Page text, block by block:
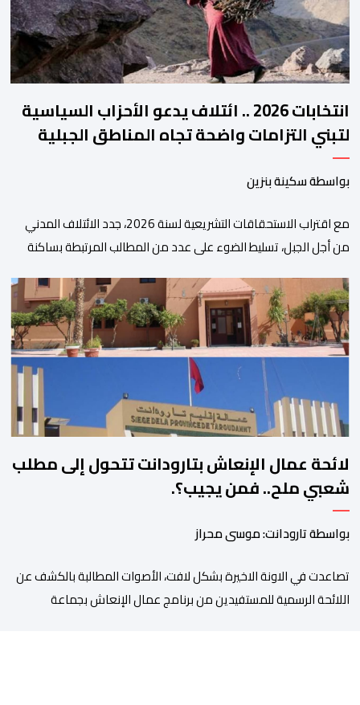
انتخابات 2026 .. ائتلاف يدعو الأحزاب السياسية
لتبني التزامات واضحة تجاه المناطق الجبلية
بواسطة سكينة بنزين
مع اقتراب الاستحقاقات التشريعية لسنة 2026، جدد الائتلاف المدني
من أجل الجبل، تسليط الضوء على عدد من المطالب المرتبطة بساكنة
فيها الأحزاب السياسية، إلى ادراج 10 التزامات ضمن برامجها الانتخابية
المنتظرة، في إطار تعاقد سياسي مع المناطق الجبلية والانتقال من
الوعود الانتخابية إلى التزامات عملية […]
لائحة عمال الإنعاش بتارودانت تتحول إلى مطلب
شعبي ملح.. فمن يجيب؟.
بواسطة تارودانت: موسى محراز
تصاعدت في الاونة الاخيرة بشكل لافت، الأصوات المطالبة بالكشف عن
اللائحة الرسمية للمستفيدين من برنامج عمال الإنعاش بجماعة